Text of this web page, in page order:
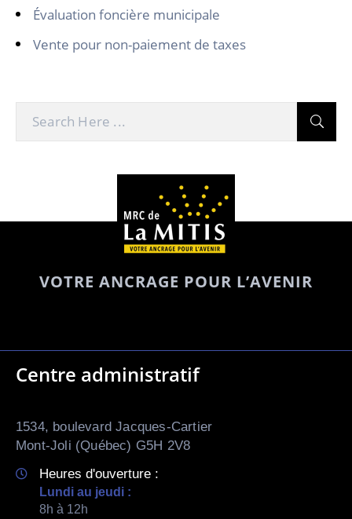
Évaluation foncière municipale
Vente pour non-paiement de taxes
VOTRE ANCRAGE POUR L’AVENIR
Centre administratif
1534, boulevard Jacques-Cartier
Mont-Joli (Québec) G5H 2V8
Heures d'ouverture :
Lundi au jeudi :
8h à 12h